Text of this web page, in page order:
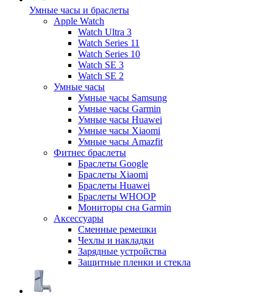
Умные часы и браслеты
Apple Watch
Watch Ultra 3
Watch Series 11
Watch Series 10
Watch SE 3
Watch SE 2
Умные часы
Умные часы Samsung
Умные часы Garmin
Умные часы Huawei
Умные часы Xiaomi
Умные часы Amazfit
Фитнес браслеты
Браслеты Google
Браслеты Xiaomi
Браслеты Huawei
Браслеты WHOOP
Мониторы сна Garmin
Аксессуары
Сменные ремешки
Чехлы и накладки
Зарядные устройства
Защитные пленки и стекла